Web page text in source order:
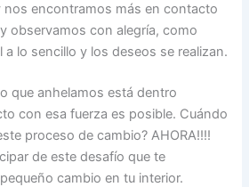
nos encontramos más en contacto
observamos con alegría, como
lo sencillo y los deseos se realizan.
que anhelamos está dentro
con esa fuerza es posible. Cuándo
proceso de cambio? AHORA!!!!
de este desafío que te
cambio en tu interior.